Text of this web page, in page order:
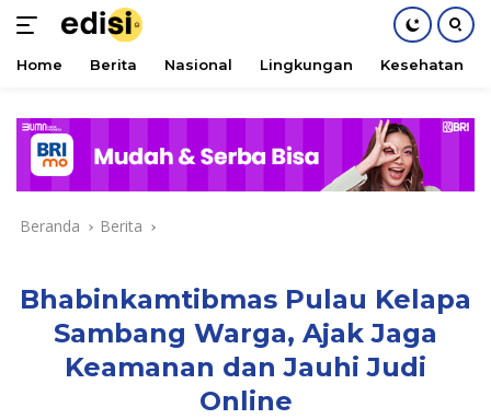
konten
Home Berita Nasional Lingkungan Kesehatan
Beranda Berita
Bhabinkamtibmas Pulau Kelapa
Sambang Warga, Ajak Jaga
Keamanan dan Jauhi Judi
Online